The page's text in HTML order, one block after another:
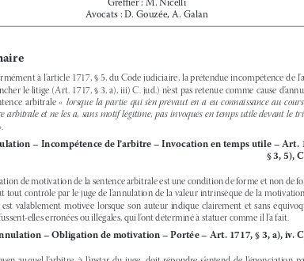
 
  

 


Mr. J.G.C. c. Mr. X. C.
RG : 2020/644/A
Siège : S . Malengreau
Sommaire
1. Conformément à l’article 1717, § 5, du Code judiciaire, la prétendue incompétence de l’arbitre
pour trancher le litige (Art. 1717, § 3, a), iii) C. jud.) n’est pas retenue comme cause d’annulation
de  la  sentence  arbitrale  « lorsque  la  partie  qui  s’en  prévaut  en  a  eu  connaissance  au  cours  de  la
Annulation – Incompétence de l’arbitre – Invocation en temps utile – Art. 1717,
§ 3, 5), C. jud.
2. L’obligation de motivation de la sentence arbitrale est une condition de forme et non de fond, ce
qui exclut tout contrôle par le juge de l’annulation de la valeur intrinsèque de la motivation. Une
décision  est  valablement  motivée  lorsque  son  auteur  indique  clairement  et  sans  équivoque  les
raisons, fussent-elles erronées ou illégales, qui l’ont déterminé à statuer comme il l’a fait.
Annulation – Obligation de motivation – Portée – Art. 1717, § 3, a), iv. C. jud.
3.  Le  moyen  auquel  l’arbitre,  à  l’instar  du  juge,  doit  répondre  s’entend  de  l’énonciation  par  une